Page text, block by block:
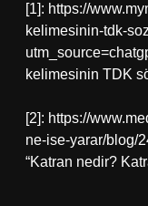
[1]: https://
kelimesinin-tdk-
kelimesinin TDK
[2]: https://
ne-ise-yarar/blog/
“Katran nedir?